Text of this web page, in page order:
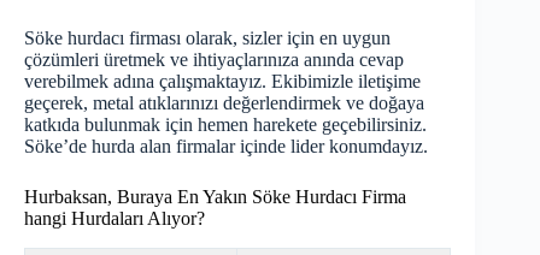
Söke hurdacı firması olarak, sizler için en uygun
çözümleri üretmek ve ihtiyaçlarınıza anında cevap
verebilmek adına çalışmaktayız. Ekibimizle iletişime
geçerek, metal atıklarınızı değerlendirmek ve doğaya
katkıda bulunmak için hemen harekete geçebilirsiniz.
Söke’de hurda alan firmalar içinde lider konumdayız.
Hurbaksan, Buraya En Yakın Söke Hurdacı Firma
hangi Hurdaları Alıyor?